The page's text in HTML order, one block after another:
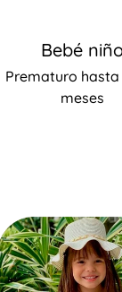
Bebé
Prematuro hasta
meses